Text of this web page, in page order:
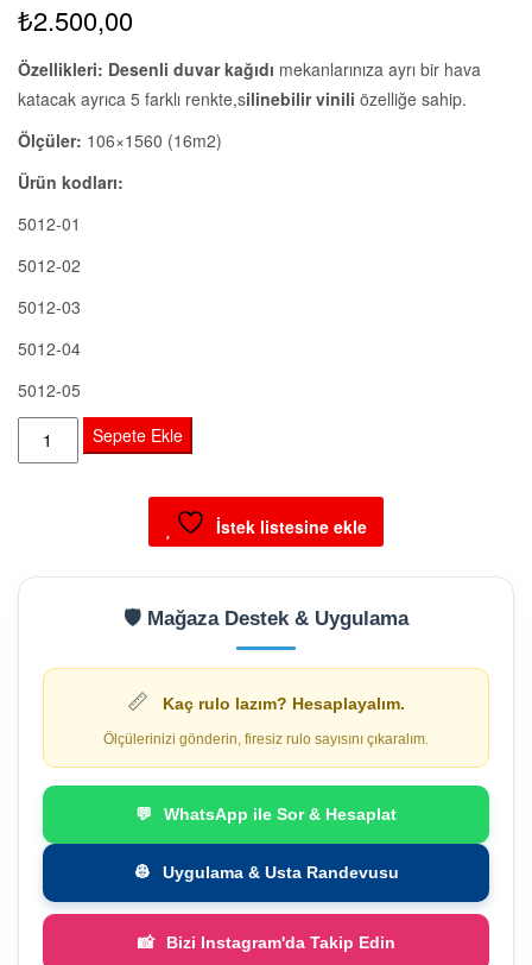
₺2.500,00
Özellikleri: Desenli duvar kağıdı mekanlarınıza ayrı bir hava
katacak ayrıca 5 farklı renkte,silinebilir vinili özelliğe sahip.
Ölçüler: 106×1560 (16m2)
Ürün kodları:
5012-01
5012-02
5012-03
5012-04
5012-05
Modern
desenli
adet
Sepete Ekle
İstek listesine ekle
🛡️ Mağaza Destek & Uygulama
📏 Kaç rulo lazım? Hesaplayalım.
Ölçülerinizi gönderin, firesiz rulo sayısını çıkaralım.
💬 WhatsApp ile Sor & Hesaplat
👷 Uygulama & Usta Randevusu
📸 Bizi Instagram'da Takip Edin